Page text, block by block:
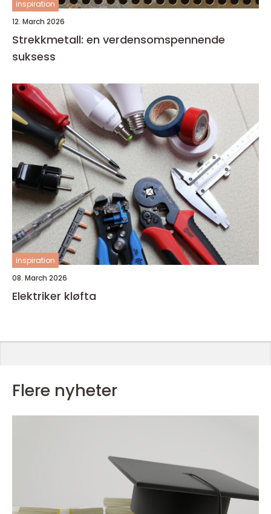
inspiration
12. March 2026
Strekkmetall: en verdensomspennende
suksess
inspiration
08. March 2026
Elektriker kløfta
Flere nyheter